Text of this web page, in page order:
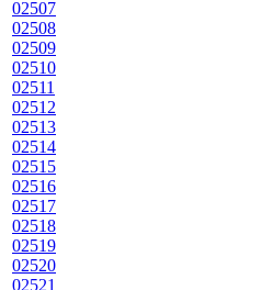
02507
02508
02509
02510
02511
02512
02513
02514
02515
02516
02517
02518
02519
02520
02521